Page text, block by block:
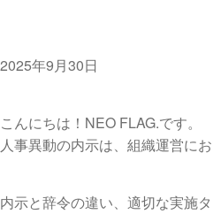
2025年9月30日
こんにちは！NEO FLAG.です。
人事異動の内示は、組織運営に
内示と辞令の違い、適切な実施